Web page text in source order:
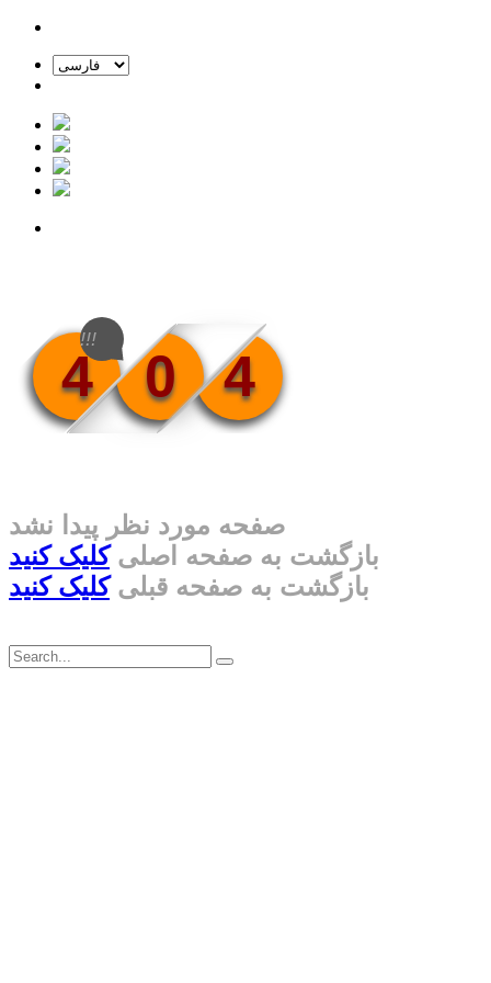
4 0 4
!!!
صفحه مورد نظر پیدا نشد
بازگشت به صفحه اصلیکلیک کنید
بازگشت به صفحه قبلیکلیک کنید